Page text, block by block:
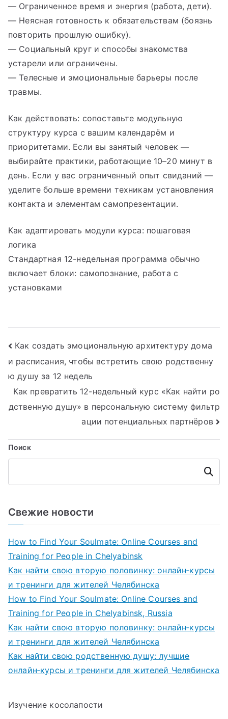
— Ограниченное время и энергия (работа, дети).
— Неясная готовность к обязательствам (боязнь
повторить прошлую ошибку).
— Социальный круг и способы знакомства
устарели или ограничены.
— Телесные и эмоциональные барьеры после
травмы.
Как действовать: сопоставьте модульную
структуру курса с вашим календарём и
приоритетами. Если вы занятый человек —
выбирайте практики, работающие 10–20 минут в
день. Если у вас ограниченный опыт свиданий —
уделите больше времени техникам установления
контакта и элементам самопрезентации.
Как адаптировать модули курса: пошаговая
логика
Стандартная 12-недельная программа обычно
включает блоки: самопознание, работа с
установками
Навигация
по
записям
Как создать эмоциональную архитектуру дома
и расписания, чтобы встретить свою родственну
ю душу за 12 недель
Как превратить 12-недельный курс «Как найти ро
дственную душу» в персональную систему фильтр
ации потенциальных партнёров
Поиск
Поиск
Свежие новости
How to Find Your Soulmate: Online Courses and
Training for People in Chelyabinsk
Как найти свою вторую половинку: онлайн‑курсы
и тренинги для жителей Челябинска
How to Find Your Soulmate: Online Courses and
Training for People in Chelyabinsk, Russia
Как найти свою вторую половинку: онлайн‑курсы
и тренинги для жителей Челябинска
Как найти свою родственную душу: лучшие
онлайн‑курсы и тренинги для жителей Челябинска
Изучение косолапости